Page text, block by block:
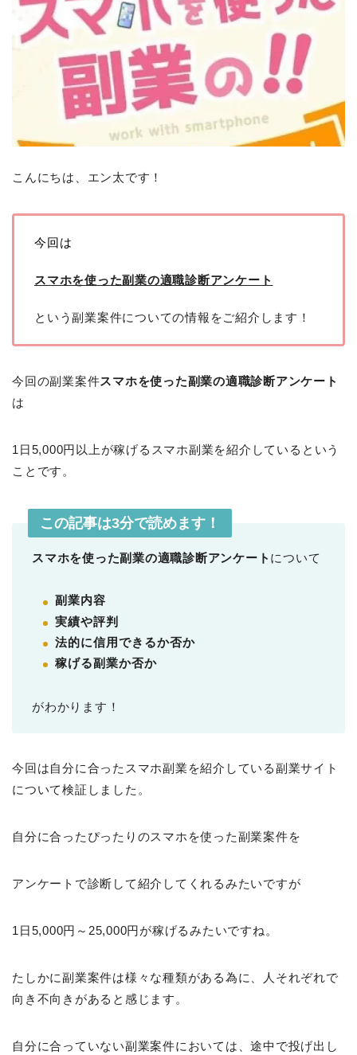
こんにちは、エン太です！
今回は
スマホを使った副業の適職診断アンケート
という副業案件についての情報をご紹介します！
今回の副業案件スマホを使った副業の適職診断アンケート
は
1日5,000円以上が稼げるスマホ副業を紹介しているという
ことです。
この記事は3分で読めます！
スマホを使った副業の適職診断アンケート について
副業内容
実績や評判
法的に信用できるか否か
稼げる副業か否か
がわかります！
今回は自分に合ったスマホ副業を紹介している副業サイト
について検証しました。
自分に合ったぴったりのスマホを使った副業案件を
アンケートで診断して紹介してくれるみたいですが
1日5,000円～25,000円が稼げるみたいですね。
たしかに副業案件は様々な種類がある為に、人それぞれで
向き不向きがあると感じます。
自分に合っていない副業案件においては、途中で投げ出し